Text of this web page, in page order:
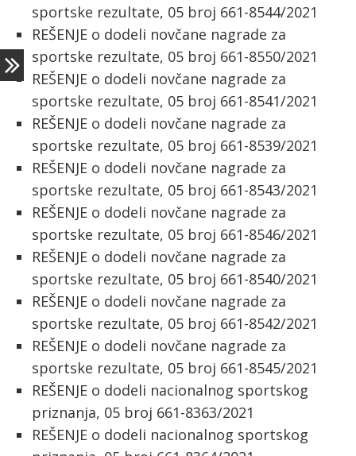
sportske rezultate, 05 broj 661-8544/2021
REŠENJE o dodeli novčane nagrade za
sportske rezultate, 05 broj 661-8550/2021
REŠENJE o dodeli novčane nagrade za
sportske rezultate, 05 broj 661-8541/2021
REŠENJE o dodeli novčane nagrade za
sportske rezultate, 05 broj 661-8539/2021
REŠENJE o dodeli novčane nagrade za
sportske rezultate, 05 broj 661-8543/2021
REŠENJE o dodeli novčane nagrade za
sportske rezultate, 05 broj 661-8546/2021
REŠENJE o dodeli novčane nagrade za
sportske rezultate, 05 broj 661-8540/2021
REŠENJE o dodeli novčane nagrade za
sportske rezultate, 05 broj 661-8542/2021
REŠENJE o dodeli novčane nagrade za
sportske rezultate, 05 broj 661-8545/2021
REŠENJE o dodeli nacionalnog sportskog
priznanja, 05 broj 661-8363/2021
REŠENJE o dodeli nacionalnog sportskog